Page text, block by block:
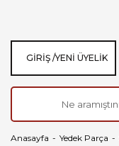
GIRIŞ /YENI ÜYELIK
Anasayfa Yedek Parça